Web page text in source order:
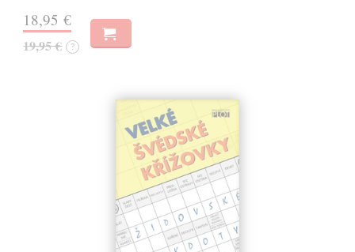
18,95 €
19,95 € ?